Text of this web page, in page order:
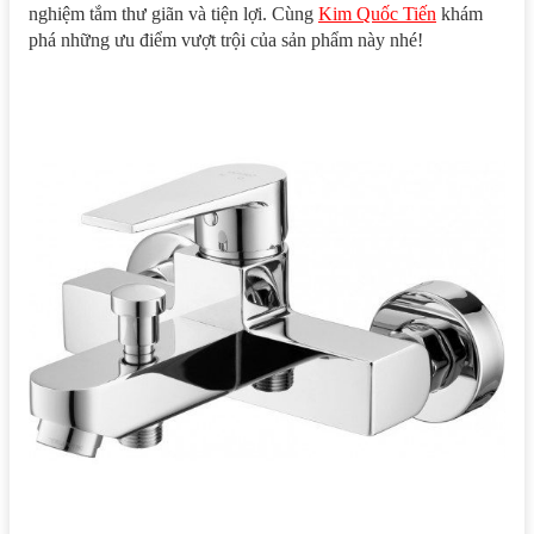
nghiệm tắm thư giãn và tiện lợi. Cùng Kim Quốc Tiến khám
phá những ưu điểm vượt trội của sản phẩm này nhé!